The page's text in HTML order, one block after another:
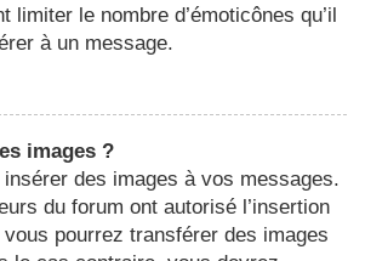
limiter le nombre d’émoticônes qu’il
à un message.
images ?
des images à vos messages.
du forum ont autorisé l’insertion
pourrez transférer des images